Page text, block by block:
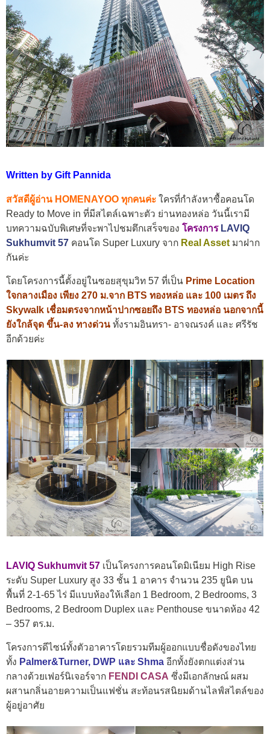
Written by Gift Pannida
สวัสดีผู้อ่าน HOMENAYOO ทุกคนค่ะ ใครที่กำลังหาซื้อคอนโด
Ready to Move in ที่มีสไตล์เฉพาะตัว ย่านทองหล่อ วันนี้เรามี
บทความฉบับพิเศษที่จะพาไปชมตึกเสร็จของ โครงการ LAVIQ
Sukhumvit 57 คอนโด Super Luxury จาก Real Asset มาฝาก
กันค่ะ
โดยโครงการนี้ตั้งอยู่ในซอยสุขุมวิท 57 ที่เป็น Prime Location
ใจกลางเมือง เพียง 270 ม.จาก BTS ทองหล่อ และ 100 เมตร ถึง
Skywalk เชื่อมตรงจากหน้าปากซอยถึง BTS ทองหล่อ นอกจากนี้
ยังใกล้จุด ขึ้น-ลง ทางด่วน ทั้งรามอินทรา- อาจณรงค์ และ ศรีรัช
อีกด้วยค่ะ
LAVIQ Sukhumvit 57 เป็นโครงการคอนโดมิเนียม High Rise
ระดับ Super Luxury สูง 33 ชั้น 1 อาคาร จำนวน 235 ยูนิต บน
พื้นที่ 2-1-65 ไร่ มีแบบห้องให้เลือก 1 Bedroom, 2 Bedrooms, 3
Bedrooms, 2 Bedroom Duplex และ Penthouse ขนาดห้อง 42
– 357 ตร.ม.
โครงการดีไซน์ทั้งตัวอาคารโดยรวมทีมผู้ออกแบบชื่อดังของไทย
ทั้ง Palmer&Turner, DWP และ Shma อีกทั้งยังตกแต่งส่วน
กลางด้วยเฟอร์นิเจอร์จาก FENDI CASA ซึ่งมีเอกลักษณ์ ผสม
ผสานกลิ่นอายความเป็นแฟชั่น สะท้อนรสนิยมด้านไลฟ์สไตล์ของ
ผู้อยู่อาศัย